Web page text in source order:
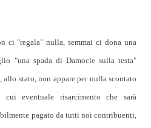
ci "regala" nulla, semmai ci dona una
"una spada di Damocle sulla testa"
stato, non appare per nulla scontato
eventuale risarcimento che sarà
pagato da tutti noi contribuenti,